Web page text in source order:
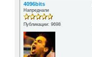
4096bits
Напреднали
Публикации: 9698